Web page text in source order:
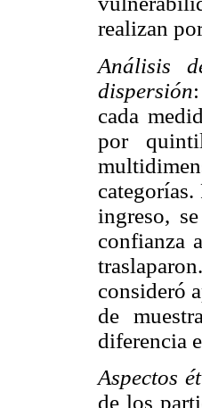
realizan
Análisis
dispersión
cada
por
ingreso,
confianza
consideró
de
diferencia
Aspectos
de los